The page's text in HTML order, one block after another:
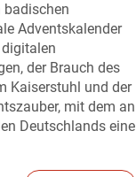
badischen
Adventskalender
der Brauch des
Kaiserstuhl und der
mit dem an
Deutschlands eine